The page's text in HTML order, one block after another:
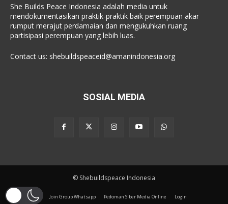
She Builds Peace Indonesia adalah media untuk
mendokumentasikan praktik-praktik baik perempuan akar
rumput merajut perdamaian dan mengukuhkan ruang
partisipasi perempuan yang lebih luas.
Contact us: shebuildspeaceid@amanindonesia.org
SOSIAL MEDIA
© Shebuildspeace Indonesia
Join Group Whatsapp Pedoman Siber Media Online Login